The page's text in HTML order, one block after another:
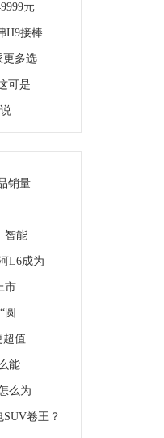
元
H9接棒
更多选
可是
销量
智能
L6成为
市
圆
超值
能
么为
SUV卷王？